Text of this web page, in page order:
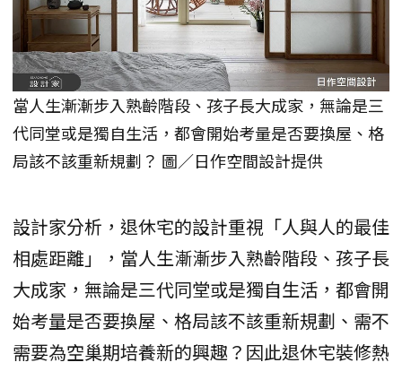
當人生漸漸步入熟齡階段、孩子長大成家，無論是三
代同堂或是獨自生活，都會開始考量是否要換屋、格
局該不該重新規劃？ 圖／日作空間設計提供
設計家分析，退休宅的設計重視「人與人的最佳
相處距離」，當人生漸漸步入熟齡階段、孩子長
大成家，無論是三代同堂或是獨自生活，都會開
始考量是否要換屋、格局該不該重新規劃、需不
需要為空巢期培養新的興趣？因此退休宅裝修熱